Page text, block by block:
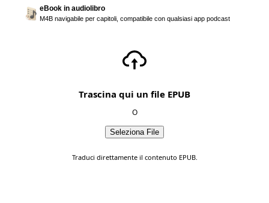
eBook in audiolibro
M4B navigabile per capitoli, compatibile con qualsiasi app podcast
Trascina qui un file EPUB
O
Seleziona File
Traduci direttamente il contenuto EPUB.